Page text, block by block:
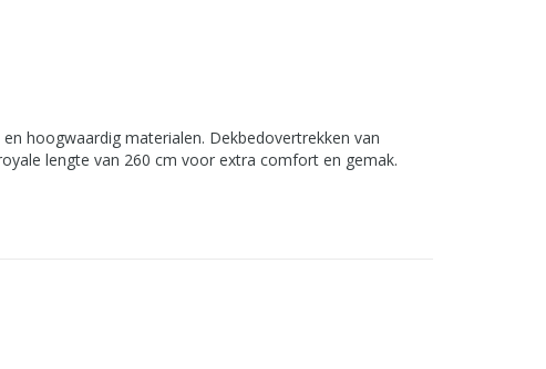
hoogwaardig materialen. Dekbedovertrekken van
lengte van 260 cm voor extra comfort en gemak.